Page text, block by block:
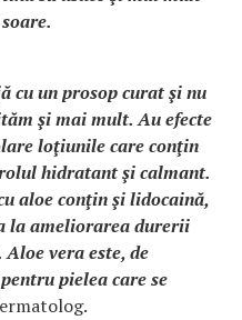
cu un prosop curat şi nu
şi mai mult. Au efecte
loţiunile care conţin
hidratant şi calmant.
aloe conţin şi lidocaină,
la ameliorarea durerii
vera este, de
pielea care se